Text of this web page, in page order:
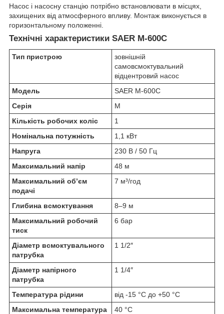
Насос і насосну станцію потрібно встановлювати в місцях,
захищених від атмосферного впливу. Монтаж виконується в
горизонтальному положенні.
Технічні характеристики SAER M-600C
Тип пристрою
зовнішній
самовсмоктувальний
відцентровий насос
Модель
SAER M-600C
Серія
M
Кількість робочих коліс
1
Номінальна потужність
1,1 кВт
Напруга
230 В / 50 Гц
Максимальний напір
48 м
Максимальний об’єм
подачі
7 м³/год
Глибина всмоктування
8–9 м
Максимальний робочий
тиск
6 бар
Діаметр всмоктувального
патрубка
1 1/2″
Діаметр напірного
патрубка
1 1/4″
Температура рідини
від -15 °C до +50 °C
Максимальна температура
40 °C